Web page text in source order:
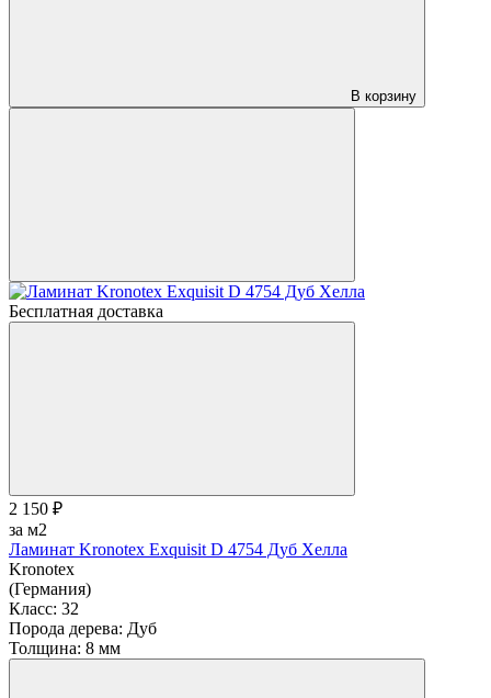
В корзину
Бесплатная доставка
2 150 ₽
за м2
Ламинат Kronotex Exquisit D 4754 Дуб Хелла
Kronotex
(Германия)
Класс: 32
Порода дерева: Дуб
Толщина: 8 мм